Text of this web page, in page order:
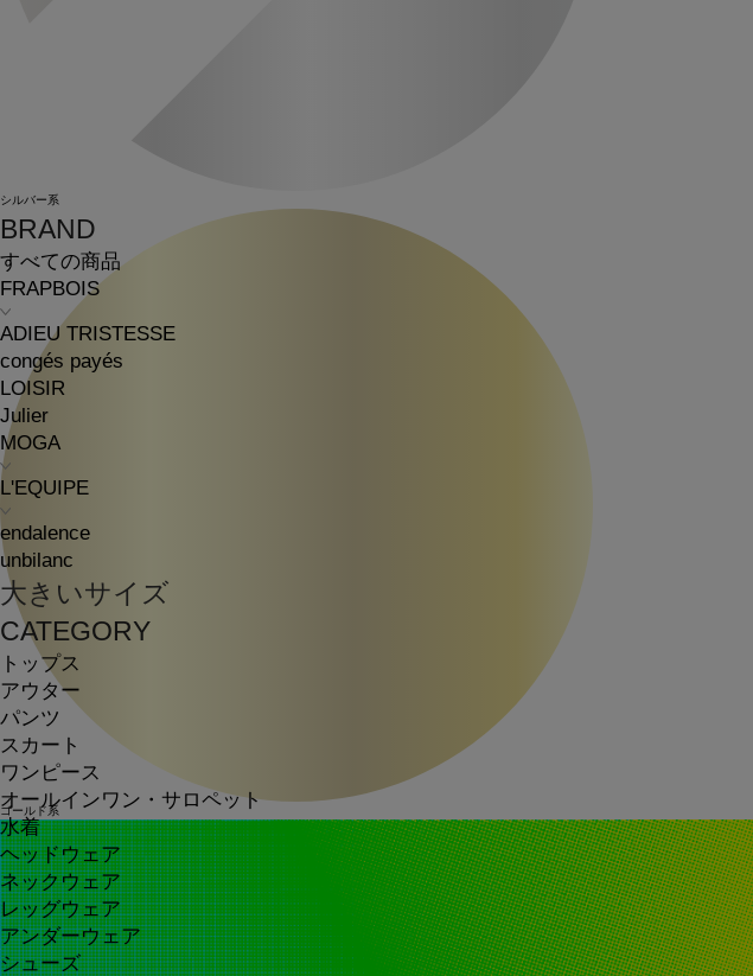
BRAND
すべての商品
FRAPBOIS
ADIEU TRISTESSE
congés payés
LOISIR
Julier
MOGA
L'EQUIPE
endalence
unbilanc
大きいサイズ
CATEGORY
トップス
アウター
パンツ
スカート
ワンピース
オールインワン・サロペット
水着
ヘッドウェア
ネックウェア
レッグウェア
アンダーウェア
シューズ
シルバー系
ゴールド系